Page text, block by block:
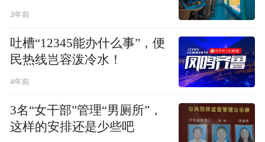
3年前
吐槽“12345能办什么事”，便
民热线岂容泼冷水！
4年前
3名“女干部”管理“男厕所”，
这样的安排还是少些吧